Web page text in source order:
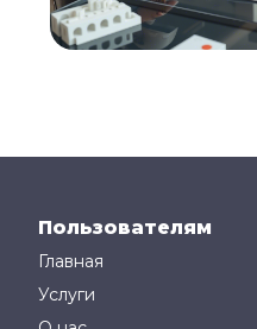
Пользователям
Главная
Услуги